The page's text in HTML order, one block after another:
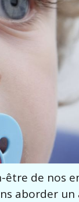
être de nos
aborder